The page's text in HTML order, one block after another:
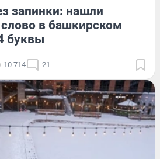
запинки: нашли
в башкирском
буквы
10 714 21